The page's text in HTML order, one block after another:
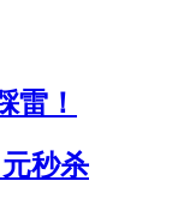
雷！
秒杀